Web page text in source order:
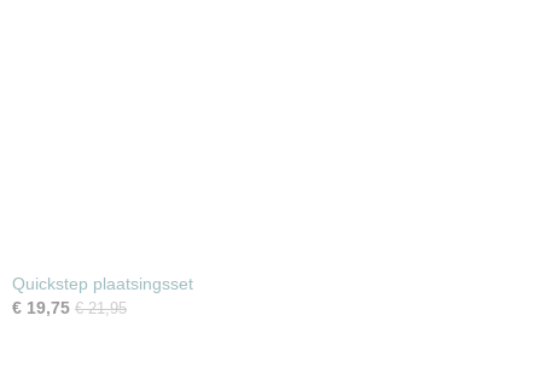
Quickstep plaatsingsset
€ 19,75 € 21,95